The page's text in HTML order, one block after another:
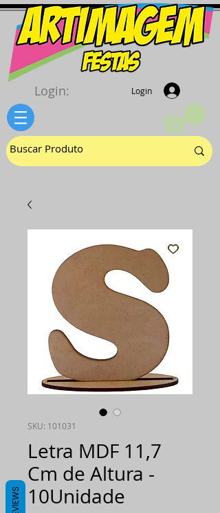
Login
Login:
SKU: 101031
Letra MDF 11,7
Cm de Altura -
10Unidade
REVIEWS